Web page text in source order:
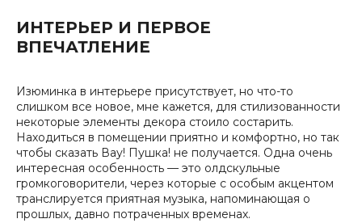
ИНТЕРЬЕР И ПЕРВОЕ
ВПЕЧАТЛЕНИЕ
Изюминка в интерьере присутствует, но что-то
слишком все новое, мне кажется, для стилизованности
некоторые элементы декора стоило состарить.
Находиться в помещении приятно и комфортно, но так
чтобы сказать Вау! Пушка! не получается. Одна очень
интересная особенность — это олдскульные
громкоговорители, через которые с особым акцентом
транслируется приятная музыка, напоминающая о
прошлых, давно потраченных временах.